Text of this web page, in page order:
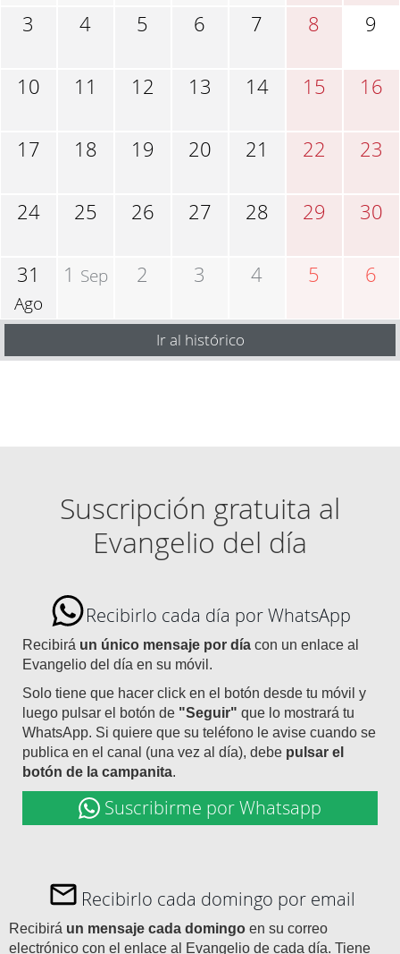
3 4 5 6 7 8 9
10 11 12 13 14 15 16
17 18 19 20 21 22 23
24 25 26 27 28 29 30
31
Ago
1 Sep 2 3 4 5 6
Ir al histórico
Suscripción gratuita al
Evangelio del día
Recibirlo cada día por WhatsApp
Recibirá un único mensaje por día con un enlace al
Evangelio del día en su móvil.
Solo tiene que hacer click en el botón desde tu móvil y
luego pulsar el botón de "Seguir" que lo mostrará tu
WhatsApp. Si quiere que su teléfono le avise cuando se
publica en el canal (una vez al día), debe pulsar el
botón de la campanita.
Suscribirme por Whatsapp
Recibirlo cada domingo por email
Recibirá un mensaje cada domingo en su correo
electrónico con el enlace al Evangelio de cada día. Tiene